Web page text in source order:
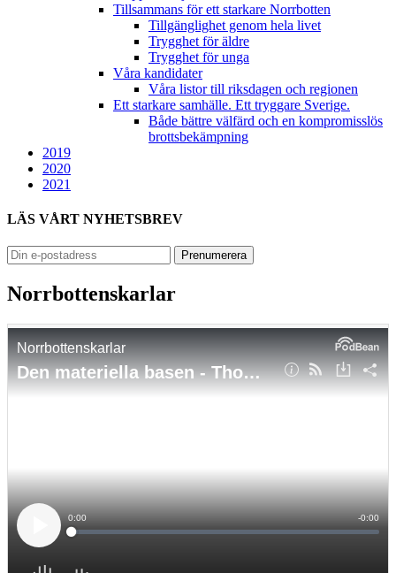
Tillsammans för ett starkare Norrbotten
Tillgänglighet genom hela livet
Trygghet för äldre
Trygghet för unga
Våra kandidater
Våra listor till riksdagen och regionen
Ett starkare samhälle. Ett tryggare Sverige.
Både bättre välfärd och en kompromisslös
brottsbekämpning
2019
2020
2021
LÄS VÅRT NYHETSBREV
Norrbottenskarlar